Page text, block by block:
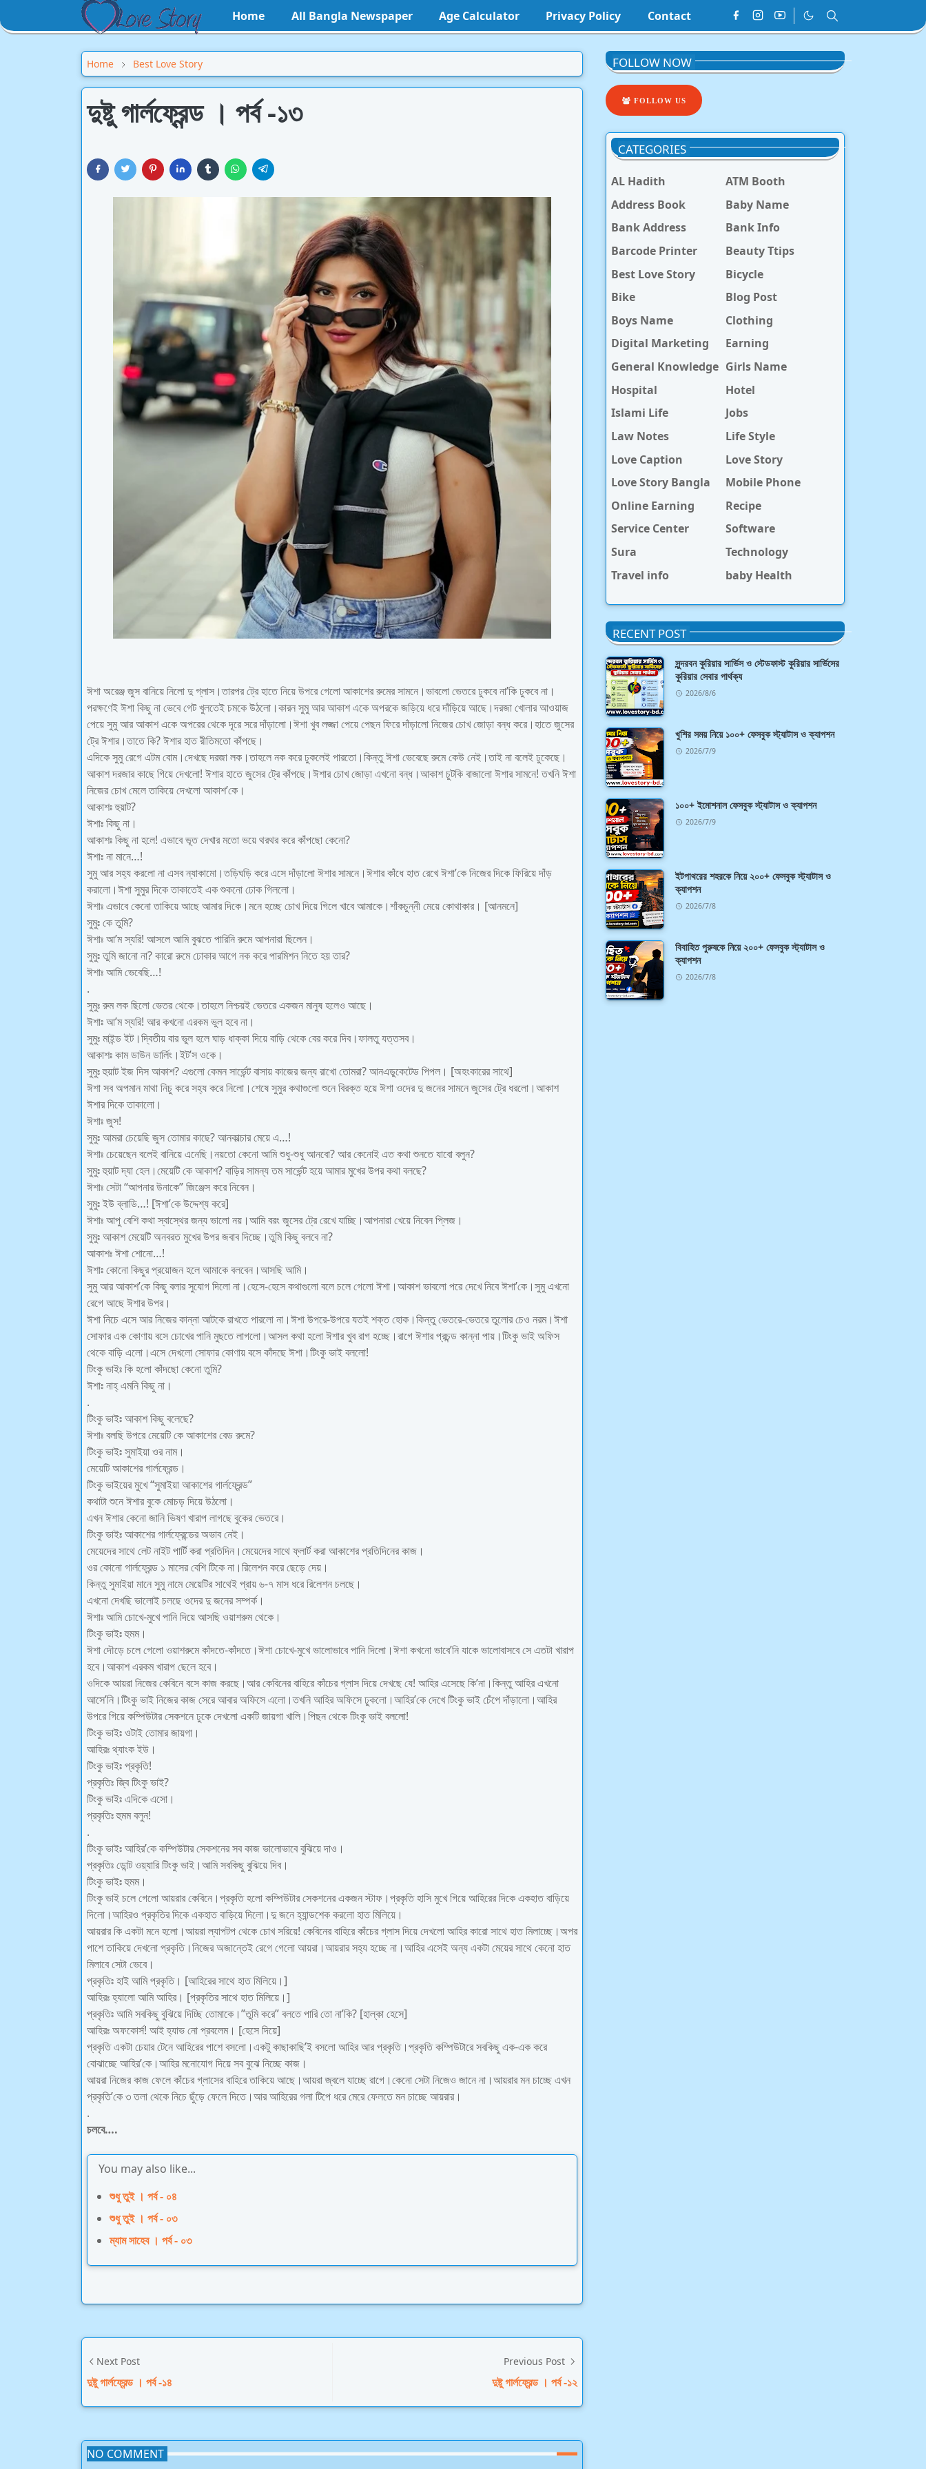
Home All Bangla Newspaper Age Calculator Privacy Policy Contact
Home Best Love Story
দুষ্টু গার্লফ্রেন্ড । পর্ব -১৩
ঈশা অরেঞ্জ জুস বানিয়ে নিলো দু গ্লাস।তারপর ট্রে হাতে নিয়ে উপরে গেলো আকাশের রুমের সামনে।ভাবলো ভেতরে ঢুকবে না’কি ঢুকবে না।
পরক্ষণেই ঈশা কিছু না ভেবে গেট খুলতেই চমকে উঠলো।কারন সুমু আর আকাশ একে অপরকে জড়িয়ে ধরে দাঁড়িয়ে আছে।দরজা খোলার আওয়াজ
পেয়ে সুমু আর আকাশ একে অপরের থেকে দূরে সরে দাঁড়ালো।ঈশা খুব লজ্জা পেয়ে পেছন ফিরে দাঁড়ালো নিজের চোখ জোড়া বন্ধ করে।হাতে জুসের
ট্রে ঈশার।তাতে কি? ঈশার হাত রীতিমতো কাঁপছে।
এদিকে সুমু রেগে এটম বোম।দেখছে দরজা লক।তাহলে নক করে ঢুকলেই পারতো।কিন্তু ঈশা ভেবেছে রুমে কেউ নেই।তাই না বলেই ঢুকেছে।
আকাশ দরজার কাছে গিয়ে দেখলো! ঈশার হাতে জুসের ট্রে কাঁপছে।ঈশার চোখ জোড়া এখনো বন্ধ।আকাশ চুটকি বাজালো ঈশার সামনে! তখনি ঈশা
নিজের চোখ মেলে তাকিয়ে দেখলো আকাশ’কে।
আকাশঃ হুয়াট?
ঈশাঃ কিছু না।
আকাশঃ কিছু না হলে! এভাবে ভূত দেখার মতো ভয়ে থরথর করে কাঁপছো কেনো?
ঈশাঃ না মানে…!
সুমু আর সহ্য করলো না এসব ন্যাকামো।তড়িঘড়ি করে এসে দাঁড়ালো ঈশার সামনে।ঈশার কাঁধে হাত রেখে ঈশা’কে নিজের দিকে ফিরিয়ে দাঁড়
করালো।ঈশা সুমুর দিকে তাকাতেই এক শুকনো ঢোক গিললো।
ঈশাঃ এভাবে কেনো তাকিয়ে আছে আমার দিকে।মনে হচ্ছে চোখ দিয়ে গিলে খাবে আমাকে।শাঁকচুন্নী মেয়ে কোথাকার। [আনমনে]
সুমুঃ কে তুমি?
ঈশাঃ আ’ম স্যরি! আসলে আমি বুঝতে পারিনি রুমে আপনারা ছিলেন।
সুমুঃ তুমি জানো না? কারো রুমে ঢোকার আগে নক করে পারমিশন নিতে হয় তার?
ঈশাঃ আমি ভেবেছি…!
.
সুমুঃ রুম লক ছিলো ভেতর থেকে।তাহলে নিশ্চয়ই ভেতরে একজন মানুষ হলেও আছে।
ঈশাঃ আ’ম স্যরি! আর কখনো এরকম ভুল হবে না।
সুমুঃ মাইন্ড ইট।দ্বিতীয় বার ভুল হলে ঘাড় ধাক্কা দিয়ে বাড়ি থেকে বের করে দিব।ফালতু যত্তসব।
আকাশঃ কাম ডাউন ডার্লিং।ইট’স ওকে।
সুমুঃ হুয়াট ইজ দিস আকাশ? এগুলো কেমন সার্ভেন্ট বাসায় কাজের জন্য রাখো তোমরা? আনএডুকেটেড পিপল। [অহংকারের সাথে]
ঈশা সব অপমান মাথা নিচু করে সহ্য করে নিলো।শেষে সুমুর কথাগুলো শুনে বিরক্ত হয়ে ঈশা ওদের দু জনের সামনে জুসের ট্রে ধরলো।আকাশ
ঈশার দিকে তাকালো।
ঈশাঃ জুস!
সুমুঃ আমরা চেয়েছি জুস তোমার কাছে? আনকাল্চার মেয়ে এ…!
ঈশাঃ চেয়েছেন বলেই বানিয়ে এনেছি।নয়তো কেনো আমি শুধু-শুধু আনবো? আর কেনোই এত কথা শুনতে যাবো বলুন?
সুমুঃ হুয়াট দ্যা হেল।মেয়েটি কে আকাশ? বাড়ির সামন্য তম সার্ভেন্ট হয়ে আমার মুখের উপর কথা বলছে?
ঈশাঃ সেটা “আপনার উনাকে” জিঞ্জেস করে নিবেন।
সুমুঃ ইউ ব্লাডি…! [ঈশা’কে উদ্দেশ্য করে]
ঈশাঃ আপু বেশি কথা স্বাস্থের জন্য ভালো নয়।আমি বরং জুসের ট্রে রেখে যাচ্ছি।আপনারা খেয়ে নিবেন প্লিজ।
সুমুঃ আকাশ মেয়েটি অনবরত মুখের উপর জবাব দিচ্ছে।তুমি কিছু বলবে না?
আকাশঃ ঈশা শোনো…!
ঈশাঃ কোনো কিছুর প্রয়োজন হলে আমাকে বলবেন।আসছি আমি।
সুমু আর আকাশ’কে কিছু বলার সুযোগ দিলো না।হেসে-হেসে কথাগুলো বলে চলে গেলো ঈশা।আকাশ ভাবলো পরে দেখে নিবে ঈশা’কে।সুমু এখনো
রেগে আছে ঈশার উপর।
ঈশা নিচে এসে আর নিজের কান্না আটকে রাখতে পারলো না।ঈশা উপরে-উপরে যতই শক্ত হোক।কিন্তু ভেতরে-ভেতরে তুলোর চেও নরম।ঈশা
সোফার এক কোণায় বসে চোখের পানি মুছতে লাগলো।আসল কথা হলো ঈশার খুব রাগ হচ্ছে।রাগে ঈশার প্রচন্ড কান্না পায়।টিংকু ভাই অফিস
থেকে বাড়ি এলো।এসে দেখলো সোফার কোণায় বসে কাঁদছে ঈশা।টিংকু ভাই বললো!
টিংকু ভাইঃ কি হলো কাঁদছো কেনো তুমি?
ঈশাঃ নাহ্ এমনি কিছু না।
.
টিংকু ভাইঃ আকাশ কিছু বলেছে?
ঈশাঃ বলছি উপরে মেয়েটি কে আকাশের বেড রুমে?
টিংকু ভাইঃ সুমাইয়া ওর নাম।
মেয়েটি আকাশের গার্লফ্রেন্ড।
টিংকু ভাইয়ের মুখে “সুমাইয়া আকাশের গার্লফ্রেন্ড”
কথাটা শুনে ঈশার বুকে মোচড় দিয়ে উঠলো।
এখন ঈশার কেনো জানি ভিষণ খারাপ লাগছে বুকের ভেতরে।
টিংকু ভাইঃ আকাশের গার্লফ্রেন্ডের অভাব নেই।
মেয়েদের সাথে লেট নাইট পার্টি করা প্রতিদিন।মেয়েদের সাথে ফ্লার্ট করা আকাশের প্রতিদিনের কাজ।
ওর কোনো গার্লফ্রেন্ড ১ মাসের বেশি টিকে না।রিলেশন করে ছেড়ে দেয়।
কিন্তু সুমাইয়া মানে সুমু নামে মেয়েটির সাথেই প্রায় ৬-৭ মাস ধরে রিলেশন চলছে।
এখনো দেখছি ভালোই চলছে ওদের দু জনের সম্পর্ক।
ঈশাঃ আমি চোখে-মুখে পানি দিয়ে আসছি ওয়াশরুম থেকে।
টিংকু ভাইঃ হুমম।
ঈশা দৌড়ে চলে গেলো ওয়াশরুমে কাঁদতে-কাঁদতে।ঈশা চোখে-মুখে ভালোভাবে পানি দিলো।ঈশা কখনো ভাবে’নি যাকে ভালোবাসবে সে এতটা খারাপ
হবে।আকাশ এরকম খারাপ ছেলে হবে।
ওদিকে আয়রা নিজের কেবিনে বসে কাজ করছে।আর কেবিনের বাহিরে কাঁচের গ্লাস দিয়ে দেখছে যে! আহির এসেছে কি’না।কিন্তু আহির এখনো
আসে’নি।টিংকু ভাই নিজের কাজ সেরে আবার অফিসে এলো।তখনি আহির অফিসে ঢুকলো।আহির’কে দেখে টিংকু ভাই চেঁপে দাঁড়ালো।আহির
উপরে গিয়ে কম্পিউটার সেকশনে ঢুকে দেখলো একটি জায়গা খালি।পিছন থেকে টিংকু ভাই বললো!
টিংকু ভাইঃ ওটাই তোমার জায়গা।
আহিরঃ থ্যাংক ইউ।
টিংকু ভাইঃ প্রকৃতি!
প্রকৃতিঃ জ্বি টিংকু ভাই?
টিংকু ভাইঃ এদিকে এসো।
প্রকৃতিঃ হুমম বলুন!
.
টিংকু ভাইঃ আহির’কে কম্পিউটার সেকশনের সব কাজ ভালোভাবে বুঝিয়ে দাও।
প্রকৃতিঃ ডোন্ট ওয়্যারি টিংকু ভাই।আমি সবকিছু বুঝিয়ে দিব।
টিংকু ভাইঃ হুমম।
টিংকু ভাই চলে গেলো আয়রার কেবিনে।প্রকৃতি হলো কম্পিউটার সেকশনের একজন স্টাফ।প্রকৃতি হাসি মুখে গিয়ে আহিরের দিকে একহাত বাড়িয়ে
দিলো।আহিরও প্রকৃতির দিকে একহাত বাড়িয়ে দিলো।দু জনে হ্যান্ডশেক করলো হাত মিলিয়ে।
আয়রার কি একটা মনে হলো।আয়রা ল্যাপটপ থেকে চোখ সরিয়ে! কেবিনের বাহিরে কাঁচের গ্লাস দিয়ে দেখলো আহির কারো সাথে হাত মিলাচ্ছে।অপর
পাশে তাকিয়ে দেখলো প্রকৃতি।নিজের অজান্তেই রেগে গেলো আয়রা।আয়রার সহ্য হচ্ছে না।আহির এসেই অন্য একটা মেয়ের সাথে কেনো হাত
মিলাবে সেটা ভেবে।
প্রকৃতিঃ হাই আমি প্রকৃতি। [আহিরের সাথে হাত মিলিয়ে।]
আহিরঃ হ্যালো আমি আহির। [প্রকৃতির সাথে হাত মিলিয়ে।]
প্রকৃতিঃ আমি সবকিছু বুঝিয়ে দিচ্ছি তোমাকে।”তুমি করে” বলতে পারি তো না’কি? [হাল্কা হেসে]
আহিরঃ অফকোর্স! আই হ্যাভ নো প্রবলেম। [হেসে দিয়ে]
প্রকৃতি একটা চেয়ার টেনে আহিরের পাশে বসলো।একটু কাছাকাছি’ই বসলো আহির আর প্রকৃতি।প্রকৃতি কম্পিউটারে সবকিছু এক-এক করে
বোঝাচ্ছে আহির’কে।আহির মনোযোগ দিয়ে সব বুঝে নিচ্ছে কাজ।
আয়রা নিজের কাজ ফেলে কাঁচের গ্লাসের বাহিরে তাকিয়ে আছে।আয়রা জ্বলে যাচ্ছে রাগে।কেনো সেটা নিজেও জানে না।আয়রার মন চাচ্ছে এখন
প্রকৃতি’কে ৩ তলা থেকে নিচে ছুঁড়ে ফেলে দিতে।আর আহিরের গলা টিপে ধরে মেরে ফেলতে মন চাচ্ছে আয়রার।
.
চলবে….
You may also like...
শুধু তুই । পর্ব - ০৪
শুধু তুই । পর্ব - ০৩
ম্যাম সাহেব । পর্ব - ০৩
Next Post
দুষ্টু গার্লফ্রেন্ড । পর্ব -১৪
Previous Post
দুষ্টু গার্লফ্রেন্ড । পর্ব -১২
NO COMMENT
FOLLOW NOW
FOLLOW US
CATEGORIES
AL Hadith
ATM Booth
Address Book
Baby Name
Bank Address
Bank Info
Barcode Printer
Beauty Ttips
Best Love Story
Bicycle
Bike
Blog Post
Boys Name
Clothing
Digital Marketing
Earning
General Knowledge Girls Name
Hospital
Hotel
Islami Life
Jobs
Law Notes
Life Style
Love Caption
Love Story
Love Story Bangla
Mobile Phone
Online Earning
Recipe
Service Center
Software
Sura
Technology
Travel info
baby Health
RECENT POST
সুন্দরবন কুরিয়ার সার্ভিস ও স্টেডফাস্ট কুরিয়ার সার্ভিসের
কুরিয়ার সেবার পার্থক্য
2026/8/6
খুশির সময় নিয়ে ১০০+ ফেসবুক স্ট্যাটাস ও ক্যাপশন
2026/7/9
১০০+ ইমোশনাল ফেসবুক স্ট্যাটাস ও ক্যাপশন
2026/7/9
ইটপাথরের শহরকে নিয়ে ২০০+ ফেসবুক স্ট্যাটাস ও
ক্যাপশন
2026/7/8
বিবাহিত পুরুষকে নিয়ে ২০০+ ফেসবুক স্ট্যাটাস ও
ক্যাপশন
2026/7/8